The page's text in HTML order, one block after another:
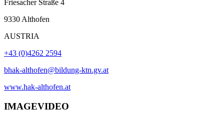
Friesacher Straße 4
9330 Althofen
AUSTRIA
+43 (0)4262 2594
bhak-althofen@bildung-ktn.gv.at
www.hak-althofen.at
IMAGEVIDEO